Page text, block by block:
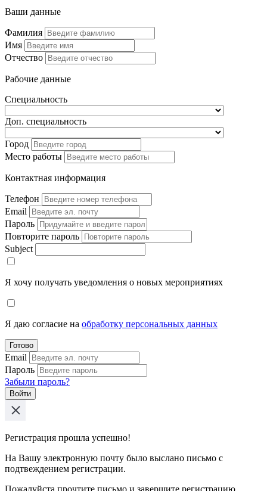
Ваши данные
Фамилия
Имя
Отчество
Рабочие данные
Специальность
Доп. специальность
Город
Место работы
Контактная информация
Телефон
Email
Пароль
Повторите пароль
Subject
Я хочу получать уведомления о новых мероприятиях
Я даю согласие на обработку персональных данных
Готово
Email
Пароль
Забыли пароль?
Войти
Регистрация прошла успешно!
На Вашу электронную почту было выслано письмо с
подтвеждением регистрации.